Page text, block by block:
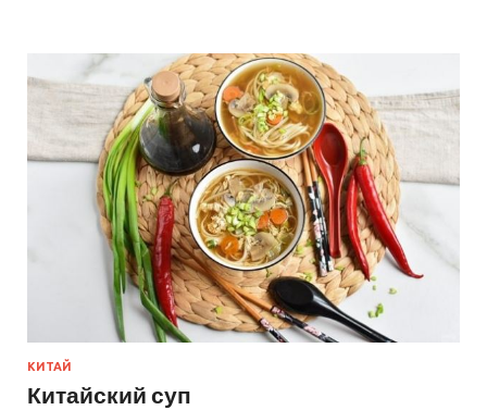
КИТАЙ
Китайский суп